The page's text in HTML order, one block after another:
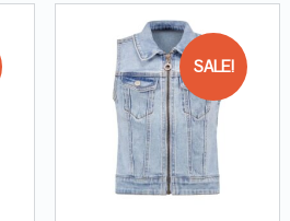
SALE!